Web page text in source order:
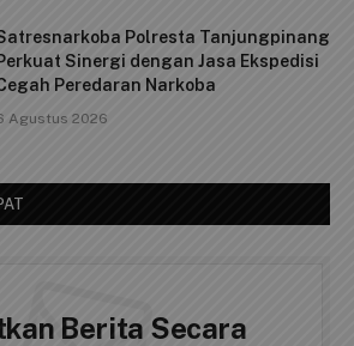
Polresta Tanjungpinang
Sinergi dengan Jasa Ekspedisi
Peredaran Narkoba
Agustus 2026
Berita Secara